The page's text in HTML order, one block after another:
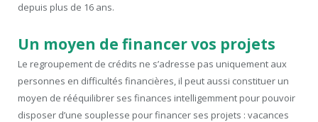
depuis plus de 16 ans.
Un moyen de financer vos projets
Le regroupement de crédits ne s’adresse pas uniquement aux
personnes en difficultés financières, il peut aussi constituer un
moyen de rééquilibrer ses finances intelligemment pour pouvoir
disposer d’une souplesse pour financer ses projets : vacances